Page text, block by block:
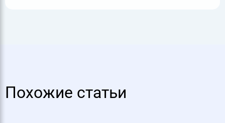
Похожие статьи